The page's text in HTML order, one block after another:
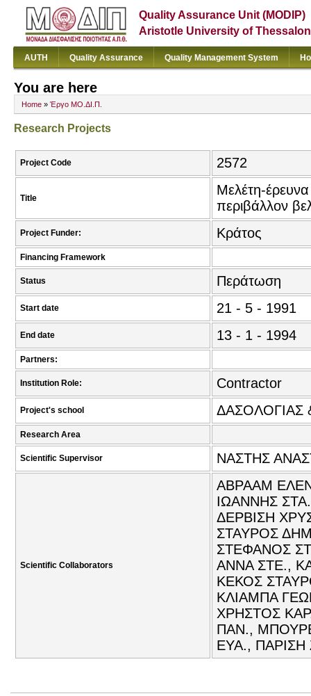
Quality Assurance Unit (MODIP)
Aristotle University of
AUTH Quality Assurance Quality Management System
You are here
Home » Έργο ΜΟ.ΔΙ.Π.
Research Projects
Project Code 2572
Title
Μελέτη-
περιβάλλον
Project Funder: Κράτος
Financing Framework
Status Περάτωση
Start date 21 - 5 - 1991
End date 13 - 1 - 1994
Partners:
Institution Role: Contractor
Project's school ΔΑΣΟΛΟΓΙΑΣ
Research Area
Scientific Supervisor ΝΑΣΤΗΣ
Scientific Collaborators
ΑΒΡΑΑΜ
ΙΩΑΝΝΗΣ
ΔΕΡΒΙΣΗ
ΣΤΑΥΡΟΣ
ΣΤΕΦΑΝΟΣ
ΑΝΝΑ ΣΤΕ.,
ΚΕΚΟΣ
ΚΛΙΑΜΠΑ
ΧΡΗΣΤΟΣ
ΠΑΝ.,
ΕΥΑ.,